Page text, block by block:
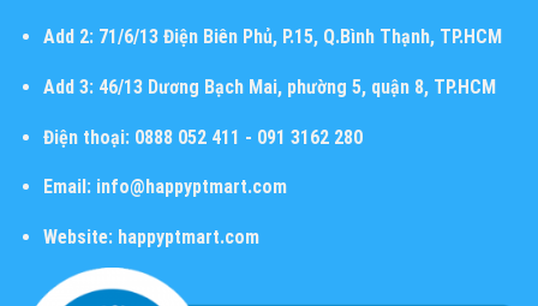
Add 2:71/6/13 Điện Biên Phủ, P.15, Q.Bình Thạnh, TP.HCM
Add 3:46/13 Dương Bạch Mai, phường 5, quận 8, TP.HCM
Điện thoại:0888 052 411 - 091 3162 280
Email:info@happyptmart.com
Website: happyptmart.com